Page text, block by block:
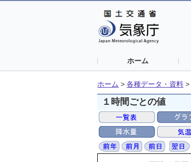
ホーム
ホーム > 各種データ・資料 >
１時間ごとの値